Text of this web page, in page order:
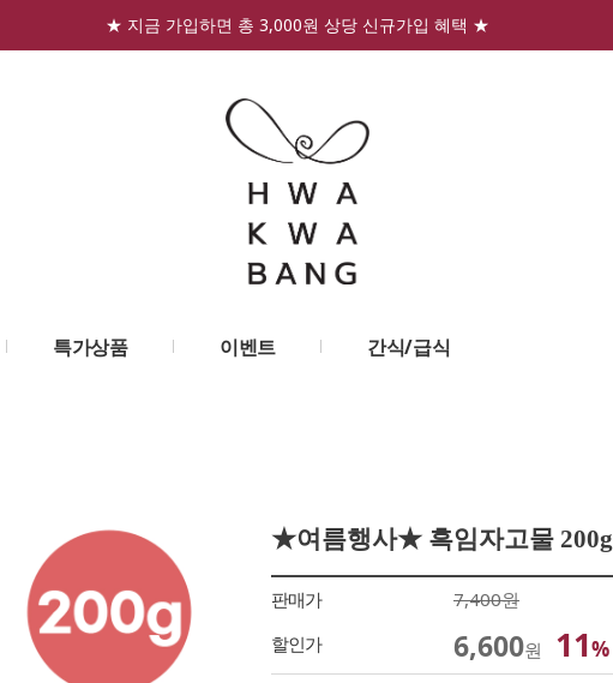
★ 지금 가입하면 총 3,000원 상당 신규가입 혜택 ★
특가상품 이벤트
간식/급식
★여름행사★ 흑임자고물 200g
판매가
7,400원
할인가
6,600원 11%